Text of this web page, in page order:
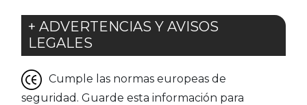
+ ADVERTENCIAS Y AVISOS
LEGALES
Cumple las normas europeas de
seguridad. Guarde esta información para